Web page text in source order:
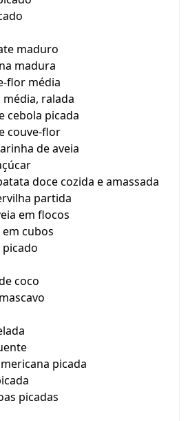
maduro
madura
flor média
ralada
cebola picada
couve-flor
de aveia
doce cozida e amassada
partida
em flocos
em cubos
picado
coco
picada
picadas